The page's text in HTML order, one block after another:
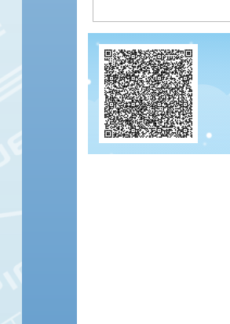
+7 (495) 978-61-54